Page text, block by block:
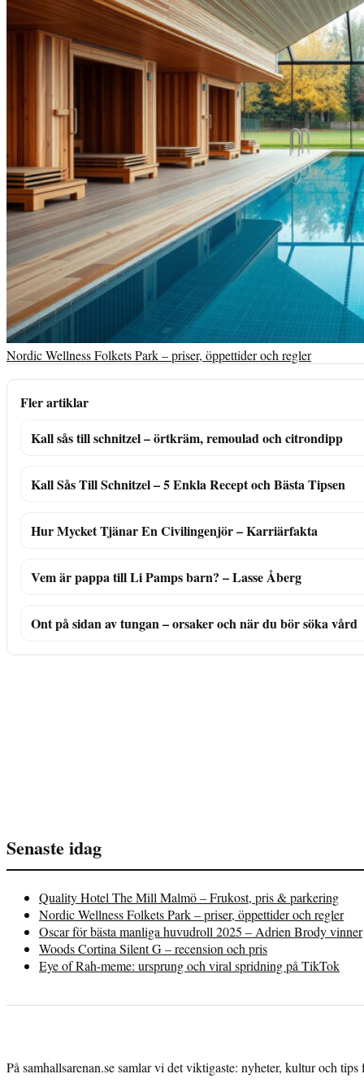
Nordic Wellness Folkets Park – priser, öppettider och regler
Fler artiklar
Kall sås till schnitzel – örtkräm, remoulad och citrondipp
Kall Sås Till Schnitzel – 5 Enkla Recept och Bästa Tipsen
Hur Mycket Tjänar En Civilingenjör – Karriärfakta
Vem är pappa till Li Pamps barn? – Lasse Åberg
Ont på sidan av tungan – orsaker och när du bör söka vård
Senaste idag
Quality Hotel The Mill Malmö – Frukost, pris & parkering
Nordic Wellness Folkets Park – priser, öppettider och regler
Oscar för bästa manliga huvudroll 2025 – Adrien Brody vinner
Woods Cortina Silent G – recension och pris
Eye of Rah-meme: ursprung och viral spridning på TikTok
På samhallsarenan.se samlar vi det viktigaste: nyheter, kultur och tips